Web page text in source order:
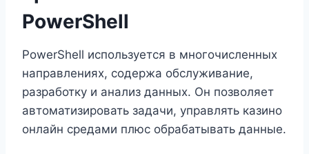
PowerShell
PowerShell используется в многочисленных
направлениях, содержа обслуживание,
разработку и анализ данных. Он позволяет
автоматизировать задачи, управлять казино
онлайн средами плюс обрабатывать данные.